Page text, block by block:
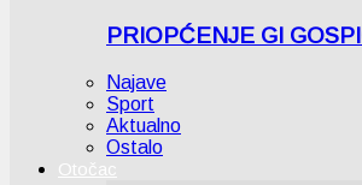
PRIOPĆENJE GI
Najave
Sport
Aktualno
Ostalo
Otočac